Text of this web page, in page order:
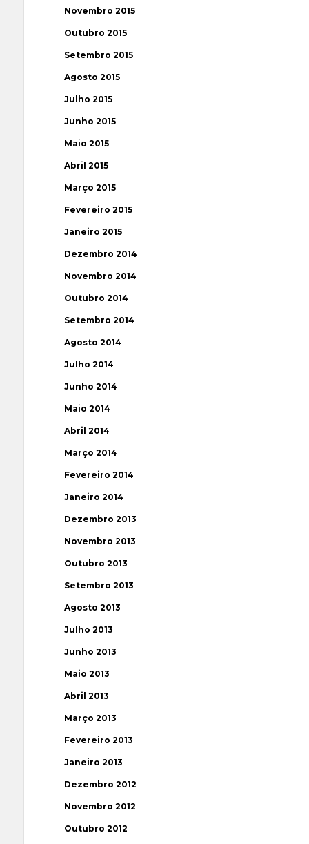
Novembro 2015
Outubro 2015
Setembro 2015
Agosto 2015
Julho 2015
Junho 2015
Maio 2015
Abril 2015
Março 2015
Fevereiro 2015
Janeiro 2015
Dezembro 2014
Novembro 2014
Outubro 2014
Setembro 2014
Agosto 2014
Julho 2014
Junho 2014
Maio 2014
Abril 2014
Março 2014
Fevereiro 2014
Janeiro 2014
Dezembro 2013
Novembro 2013
Outubro 2013
Setembro 2013
Agosto 2013
Julho 2013
Junho 2013
Maio 2013
Abril 2013
Março 2013
Fevereiro 2013
Janeiro 2013
Dezembro 2012
Novembro 2012
Outubro 2012